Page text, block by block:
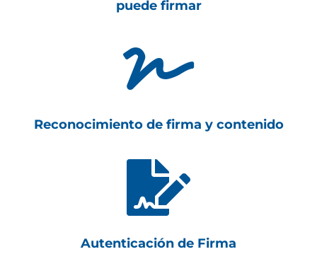
puede firmar

Reconocimiento de firma y contenido

Autenticación de Firma